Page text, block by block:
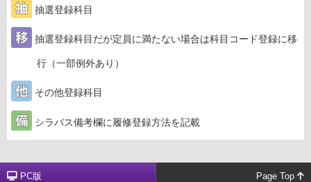
抽選登録科目
抽選登録科目だが定員に満たない場合は科目コード登録に移
行（一部例外あり）
その他登録科目
シラバス備考欄に履修登録方法を記載
PC版 Page Top